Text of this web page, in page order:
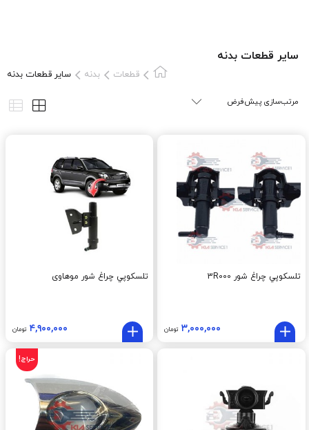
سایر قطعات بدنه
قطعات بدنه سایر قطعات بدنه
تلسکوپي چراغ شور 3R000
۳,۰۰۰,۰۰۰ تومان
تلسکوپي چراغ شور موهاوی
۴,۹۰۰,۰۰۰ تومان
حراج!